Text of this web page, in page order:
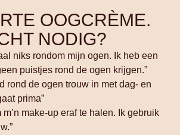
OOGCRÈME.
NODIG?
niks rondom mijn ogen. Ik heb een
puistjes rond de ogen krijgen.”
rond de ogen trouw in met dag- en
prima”
m’n make-up eraf te halen. Ik gebruik